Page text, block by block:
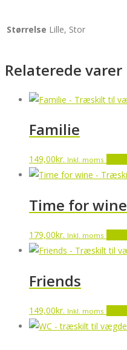
Størrelse Lille, Stor
Relaterede varer
Familie
149,00kr. Inkl. moms
Time for wine
179,00kr. Inkl. moms
Friends
149,00kr. Inkl. moms